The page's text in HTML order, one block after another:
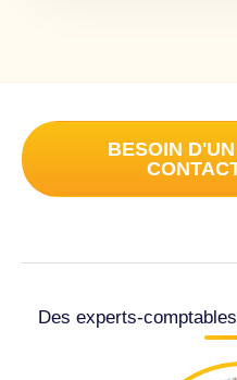
BESOIN
Des experts-